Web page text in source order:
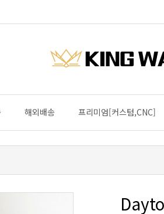
해외배송 프리미엄[커스텀,CNC]